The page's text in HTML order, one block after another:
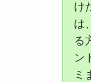
け
は
る
ン
ミ